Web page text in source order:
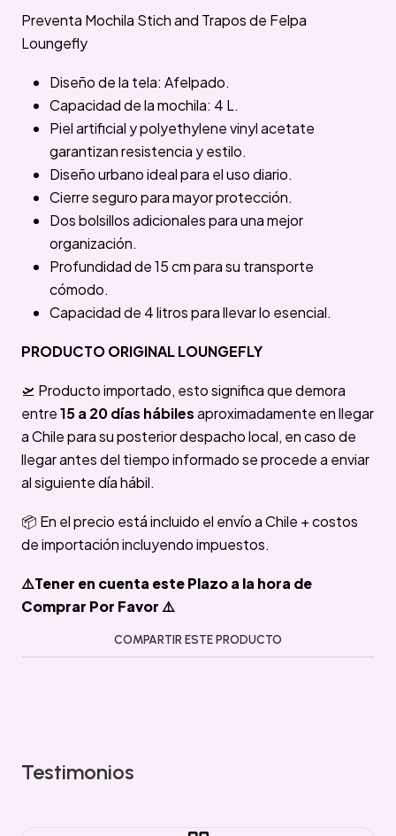
Preventa Mochila Stich and Trapos de Felpa
Loungefly
Diseño de la tela: Afelpado.
Capacidad de la mochila: 4 L.
Piel artificial y polyethylene vinyl acetate
garantizan resistencia y estilo.
Diseño urbano ideal para el uso diario.
Cierre seguro para mayor protección.
Dos bolsillos adicionales para una mejor
organización.
Profundidad de 15 cm para su transporte
cómodo.
Capacidad de 4 litros para llevar lo esencial.
PRODUCTO ORIGINAL LOUNGEFLY
🛫 Producto importado, esto significa que demora
entre15 a 20 días hábilesaproximadamente en llegar
a Chile para su posterior despacho local, en caso de
llegar antes del tiempo informado se procede a enviar
al siguiente día hábil.
📦 En el precio está incluido el envío a Chile + costos
de importación incluyendo impuestos.
⚠️Tener en cuenta este Plazo a la hora de
Comprar Por Favor ⚠️
COMPARTIR ESTE PRODUCTO
Testimonios